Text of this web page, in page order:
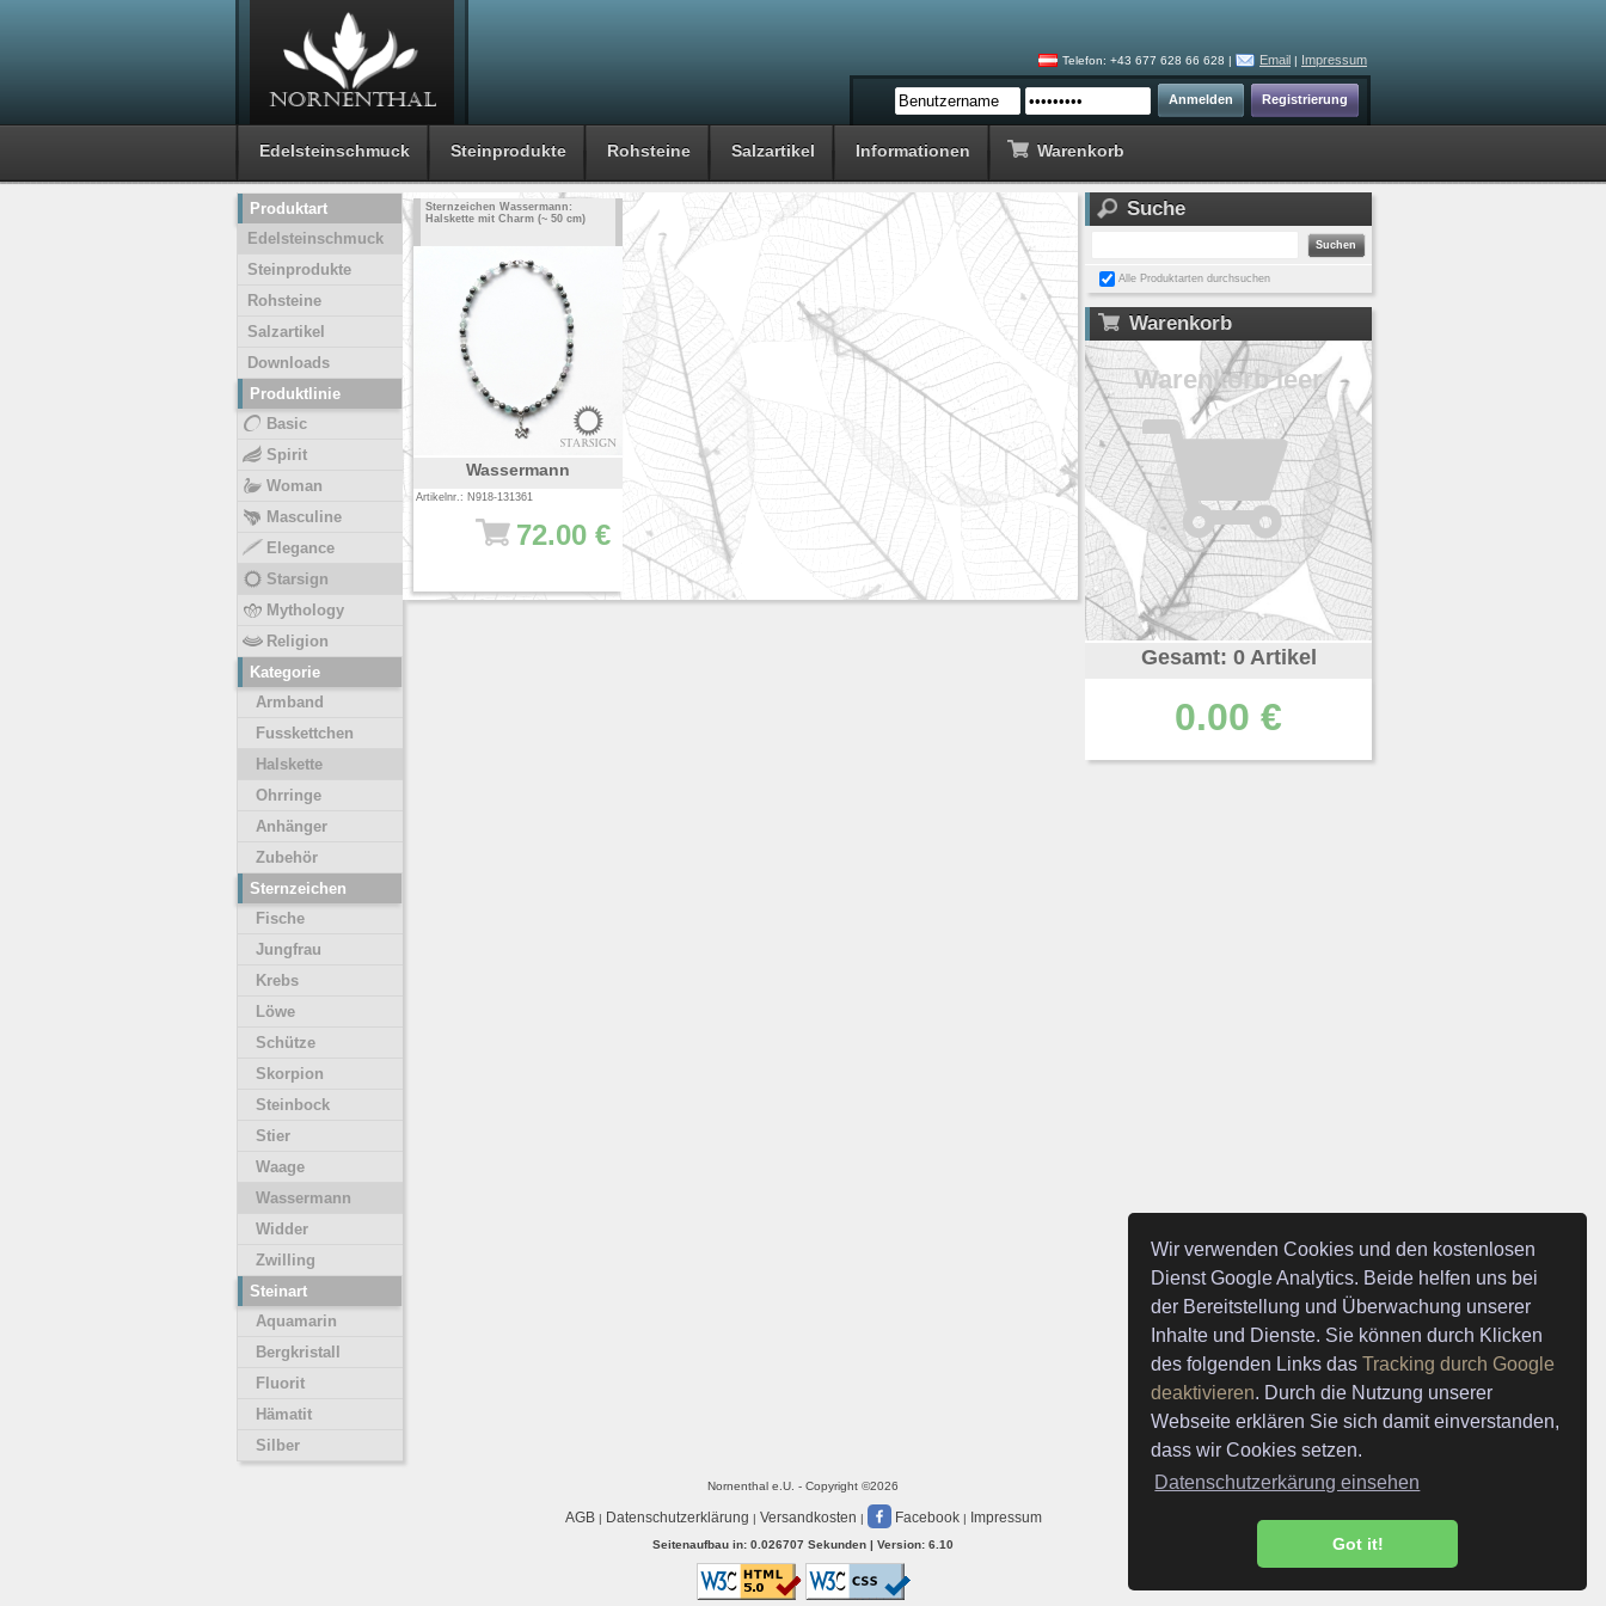
Wir verwenden Cookies und den kostenlosen
Dienst Google Analytics. Beide helfen uns bei
der Bereitstellung und Überwachung unserer
Inhalte und Dienste. Sie können durch Klicken
des folgenden Links dasTracking durch Google
deaktivieren. Durch die Nutzung unserer
Webseite erklären Sie sich damit einverstanden,
dass wir Cookies setzen.
Datenschutzerkärung einsehen
Got it!
Telefon: +43 677 628 66 628 | Email | Impressum
Edelsteinschmuck Steinprodukte Rohsteine Salzartikel Informationen Warenkorb
Sternzeichen Wassermann:
Halskette mit Charm (~ 50 cm)
Wassermann
Artikelnr.: N918-131361
72.00 €
Produktart
Edelsteinschmuck
Steinprodukte
Rohsteine
Salzartikel
Downloads
Produktlinie
Basic
Spirit
Woman
Masculine
Elegance
Starsign
Mythology
Religion
Kategorie
Armband
Fusskettchen
Halskette
Ohrringe
Anhänger
Zubehör
Sternzeichen
Fische
Jungfrau
Krebs
Löwe
Schütze
Skorpion
Steinbock
Stier
Waage
Wassermann
Widder
Zwilling
Steinart
Aquamarin
Bergkristall
Fluorit
Hämatit
Silber
Suche
Alle Produktarten durchsuchen
Warenkorb
Warenkorb leer
Gesamt: 0 Artikel
0.00 €
Nornenthal e.U. - Copyright ©2026
AGB| Datenschutzerklärung | Versandkosten | Facebook| Impressum
Seitenaufbau in: 0.026707 Sekunden | Version: 6.10